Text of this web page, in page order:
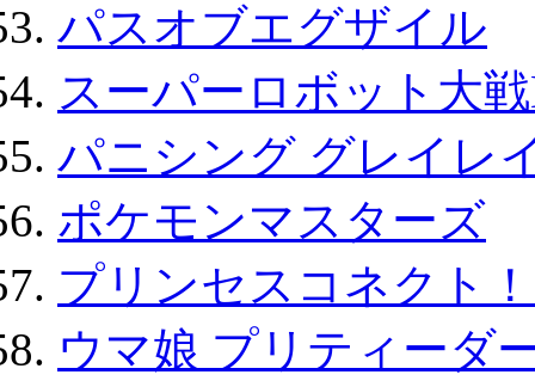
パスオブエグザイル
スーパーロボット大
パニシング グレイレ
ポケモンマスターズ
プリンセスコネクト
ウマ娘 プリティーダ